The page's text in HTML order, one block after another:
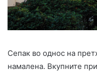
Сепак во однос на
намалена. Вкупните